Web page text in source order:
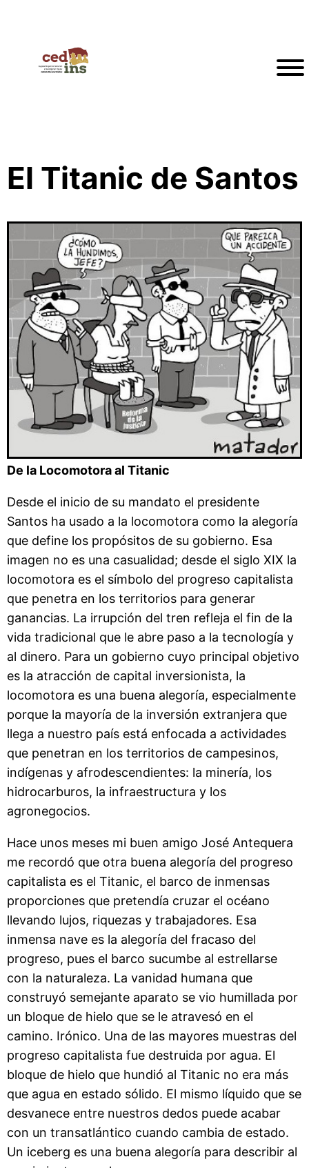
El Titanic de Santos
De la Locomotora al Titanic
Desde el inicio de su mandato el presidente
Santos ha usado a la locomotora como la alegoría
que define los propósitos de su gobierno. Esa
imagen no es una casualidad; desde el siglo XIX la
locomotora es el símbolo del progreso capitalista
que penetra en los territorios para generar
ganancias. La irrupción del tren refleja el fin de la
vida tradicional que le abre paso a la tecnología y
al dinero. Para un gobierno cuyo principal objetivo
es la atracción de capital inversionista, la
locomotora es una buena alegoría, especialmente
porque la mayoría de la inversión extranjera que
llega a nuestro país está enfocada a actividades
que penetran en los territorios de campesinos,
indígenas y afrodescendientes: la minería, los
hidrocarburos, la infraestructura y los
agronegocios.
Hace unos meses mi buen amigo José Antequera
me recordó que otra buena alegoría del progreso
capitalista es el Titanic, el barco de inmensas
proporciones que pretendía cruzar el océano
llevando lujos, riquezas y trabajadores. Esa
inmensa nave es la alegoría del fracaso del
progreso, pues el barco sucumbe al estrellarse
con la naturaleza. La vanidad humana que
construyó semejante aparato se vio humillada por
un bloque de hielo que se le atravesó en el
camino. Irónico. Una de las mayores muestras del
progreso capitalista fue destruida por agua. El
bloque de hielo que hundió al Titanic no era más
que agua en estado sólido. El mismo líquido que se
desvanece entre nuestros dedos puede acabar
con un transatlántico cuando cambia de estado.
Un iceberg es una buena alegoría para describir al